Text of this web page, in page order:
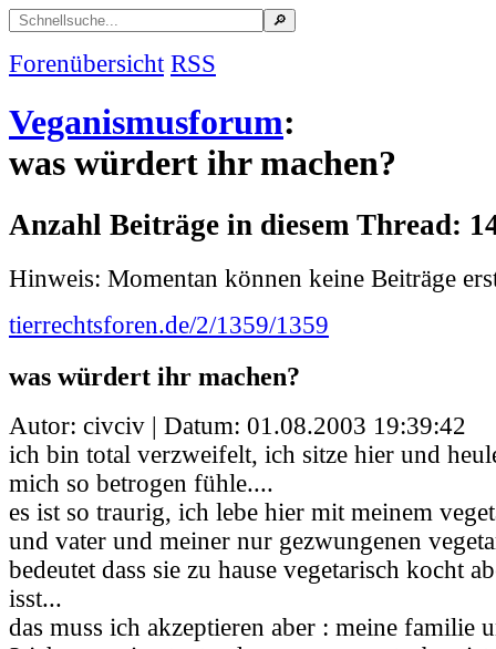
Forenübersicht RSS
Veganismusforum:
was würdert ihr machen?
Anzahl Beiträge in diesem Thread:
Hinweis: Momentan können keine Beiträge
tierrechtsforen.de/2/1359/1359
was würdert ihr machen?
Autor: civciv | Datum: 01.08.2003 19:39:42
ich bin total verzweifelt, ich sitze hier und
mich so betrogen fühle....
es ist so traurig, ich lebe hier mit meinem
und vater und meiner nur gezwungenen
bedeutet dass sie zu hause vegetarisch kocht
isst...
das muss ich akzeptieren aber : meine familie